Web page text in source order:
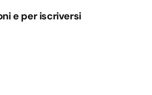
e per iscriversi